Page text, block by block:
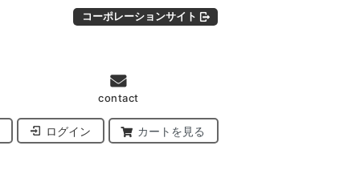
コーポレーションサイト
contact
ログイン カートを見る